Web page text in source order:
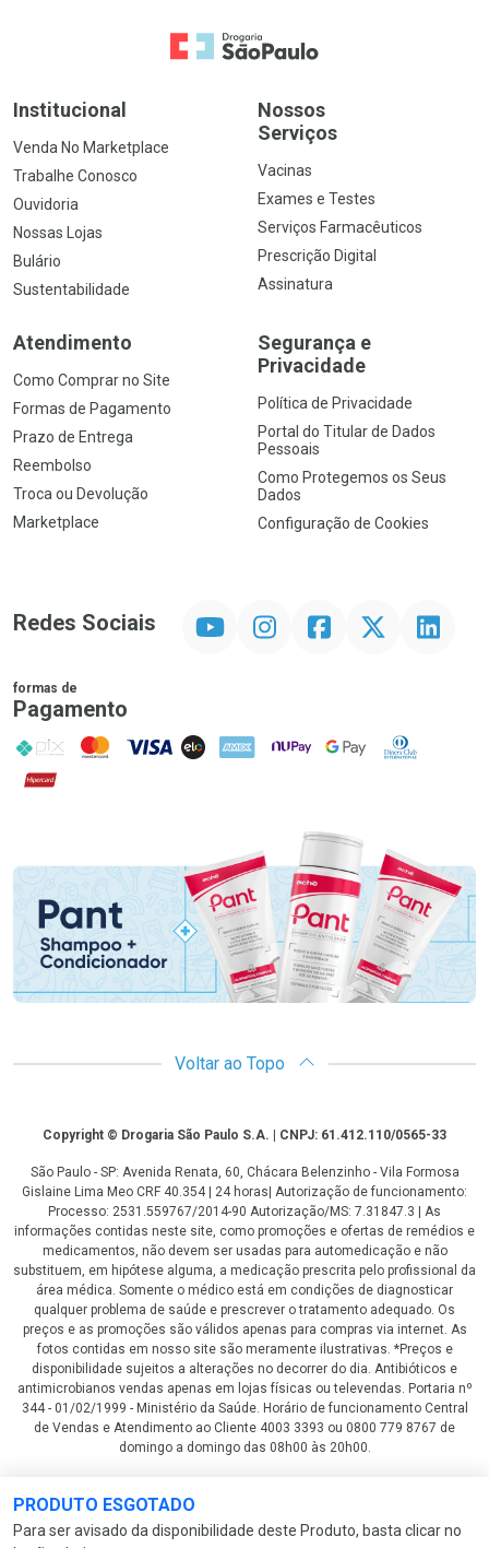
PRODUTO ESGOTADO
Para ser avisado da disponibilidade deste Produto, basta clicar no
Ir para a Home
Institucional
Venda No Marketplace
Trabalhe Conosco
Ouvidoria
Nossas Lojas
Bulário
Sustentabilidade
Nossos
Serviços
Vacinas
Exames e Testes
Serviços Farmacêuticos
Prescrição Digital
Assinatura
Atendimento
Como Comprar no Site
Formas de Pagamento
Prazo de Entrega
Reembolso
Troca ou Devolução
Marketplace
Segurança e
Privacidade
Política de Privacidade
Portal do Titular de Dados
Pessoais
Como Protegemos os Seus
Dados
Configuração de Cookies
Redes Sociais InstagramFacebookTwitter Linkedin
formas de
Pagamento
PIX MasterCard
VISA ELO AMEX NuPay Google PayDiners Club
Hipercard
Promoção em Destaque
Voltar ao Topo
CopyrightCopyright © Drogaria São Paulo S.A. | CNPJ: 61.412.110/0565-33
São Paulo - SP: Avenida Renata, 60, Chácara Belenzinho - Vila Formosa
Gislaine Lima Meo CRF 40.354 | 24 horas| Autorização de funcionamento:
Processo: 2531.559767/2014-90 Autorização/MS: 7.31847.3 | As
informações contidas neste site, como promoções e ofertas de remédios e
medicamentos, não devem ser usadas para automedicação e não
substituem, em hipótese alguma, a medicação prescrita pelo profissional da
área médica. Somente o médico está em condições de diagnosticar
qualquer problema de saúde e prescrever o tratamento adequado. Os
preços e as promoções são válidos apenas para compras via internet. As
fotos contidas em nosso site são meramente ilustrativas. *Preços e
disponibilidade sujeitos a alterações no decorrer do dia. Antibióticos e
antimicrobianos vendas apenas em lojas físicas ou televendas. Portaria nº
344 - 01/02/1999 - Ministério da Saúde. Horário de funcionamento Central
de Vendas e Atendimento ao Cliente 4003 3393 ou 0800 779 8767 de
domingo a domingo das 08h00 às 20h00.
LGPD Aceite os Cookies